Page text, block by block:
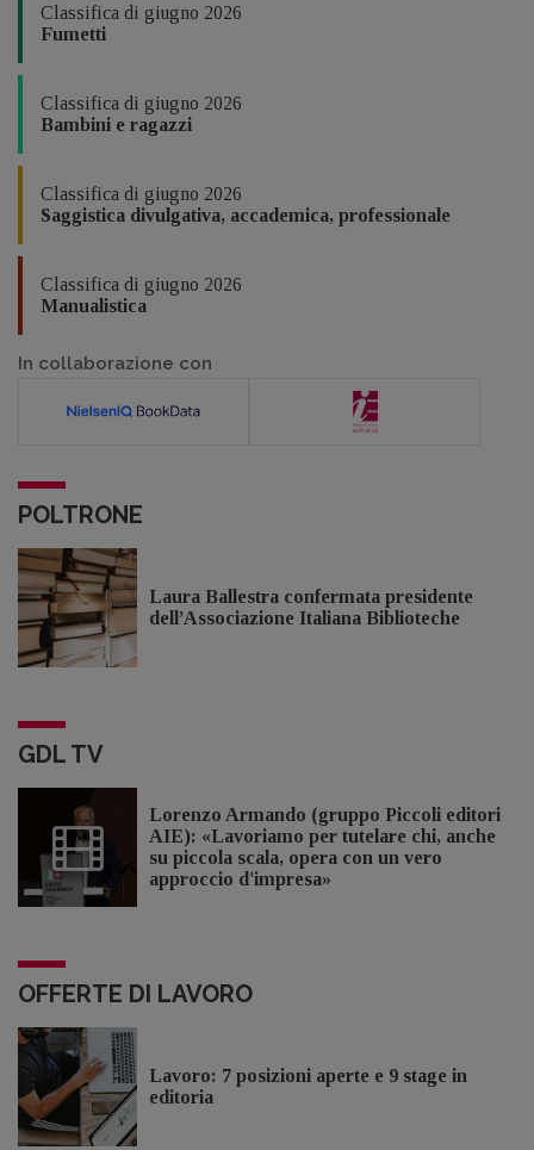
Classifica di giugno 2026
Fumetti
Classifica di giugno 2026
Bambini e ragazzi
Classifica di giugno 2026
Saggistica divulgativa, accademica, professionale
Classifica di giugno 2026
Manualistica
In collaborazione con
POLTRONE
Laura Ballestra confermata presidente
dell’Associazione Italiana Biblioteche
GDL TV
Lorenzo Armando (gruppo Piccoli editori
AIE): «Lavoriamo per tutelare chi, anche
su piccola scala, opera con un vero
approccio d'impresa»
OFFERTE DI LAVORO
Lavoro: 7 posizioni aperte e 9 stage in
editoria